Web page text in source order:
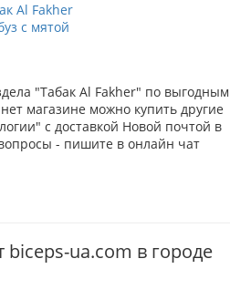
Al Fakher
с мятой
"Табак Al Fakher" по выгодным
магазине можно купить другие
с доставкой Новой почтой в
- пишите в онлайн чат
biceps-ua.com в городе